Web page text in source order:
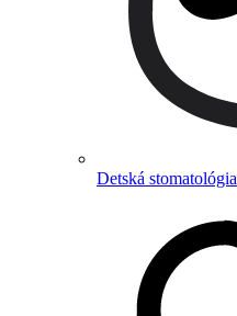
Detská stomatológia